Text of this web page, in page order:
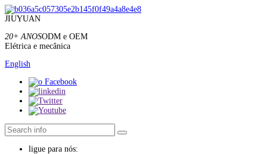
JIUYUAN
20+ ANOSODM e OEM
Elétrica e mecânica
English
ligue para nós: